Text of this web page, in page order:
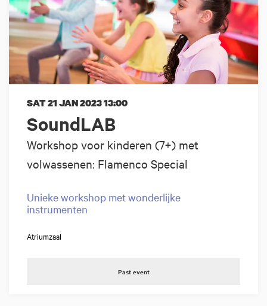
SoundLAB
Workshop voor kinderen (7+) met
volwassenen: Flamenco Special
SAT 21 JAN 202313:00
Unieke workshop met wonderlijke
instrumenten
Atriumzaal
Past event